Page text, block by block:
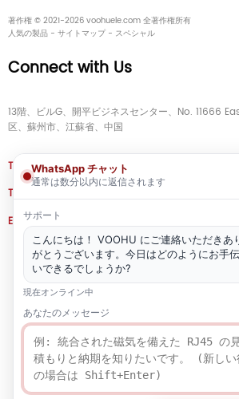
著作権 © 2021-2026 voohuele.com 全著作権所有
人気の製品 - サイトマップ- スペシャル
Connect with Us
13階、ビルG、開平ビジネスセンター、No. 11666
区、蘇州市、江蘇省、中国
TEL
+86 133 5804 1040 (WhatsApp)
TEL
E-MAIL
ソーシャルメディア
TikTok YouTube
ワッツア
ップ
イ
WhatsApp チャット
通常は数分以内に返信されます
サポート
こんにちは！ VOOHU にご連絡いただきあ
がとうございます。今日はどのようにお手伝
いできるでしょうか?
現在オンライン中
あなたのメッセージ